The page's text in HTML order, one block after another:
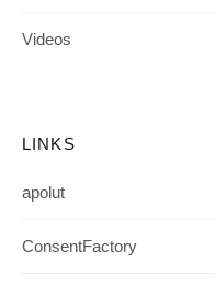
Videos
LINKS
apolut
ConsentFactory